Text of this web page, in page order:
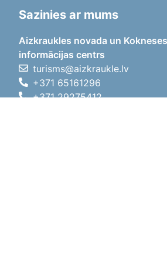
Sazinies ar mums
Aizkraukles novada un
informācijas centrs
turisms@aizkraukle.lv
+371 65161296
+371 29275412